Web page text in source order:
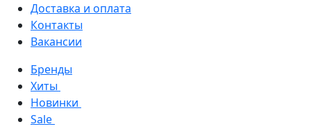
Доставка и оплата
Контакты
Вакансии
Бренды
Хиты
Новинки
Sale